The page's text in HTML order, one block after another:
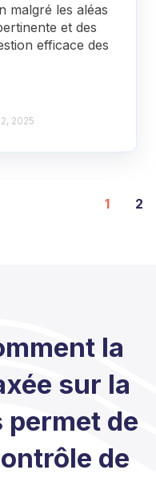
malgré les aléas
et des
efficace des
2025
1 2
la
sur la
permet de
de